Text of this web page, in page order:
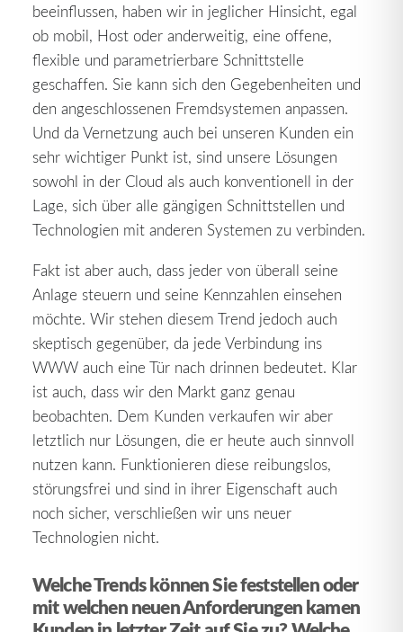
beeinflussen, haben wir in jeglicher Hinsicht, egal
ob mobil, Host oder anderweitig, eine offene,
flexible und parametrierbare Schnittstelle
geschaffen. Sie kann sich den Gegebenheiten und
den angeschlossenen Fremdsystemen anpassen.
Und da Vernetzung auch bei unseren Kunden ein
sehr wichtiger Punkt ist, sind unsere Lösungen
sowohl in der Cloud als auch konventionell in der
Lage, sich über alle gängigen Schnittstellen und
Technologien mit anderen Systemen zu verbinden.
Fakt ist aber auch, dass jeder von überall seine
Anlage steuern und seine Kennzahlen einsehen
möchte. Wir stehen diesem Trend jedoch auch
skeptisch gegenüber, da jede Verbindung ins
WWW auch eine Tür nach drinnen bedeutet. Klar
ist auch, dass wir den Markt ganz genau
beobachten. Dem Kunden verkaufen wir aber
letztlich nur Lösungen, die er heute auch sinnvoll
nutzen kann. Funktionieren diese reibungslos,
störungsfrei und sind in ihrer Eigenschaft auch
noch sicher, verschließen wir uns neuer
Technologien nicht.
Welche Trends können Sie feststellen oder
mit welchen neuen Anforderungen kamen